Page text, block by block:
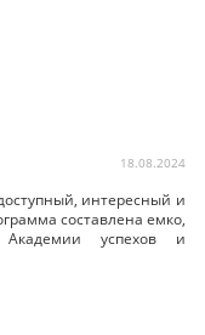
18.08.2024
интересный и
составлена емко,
успехов и